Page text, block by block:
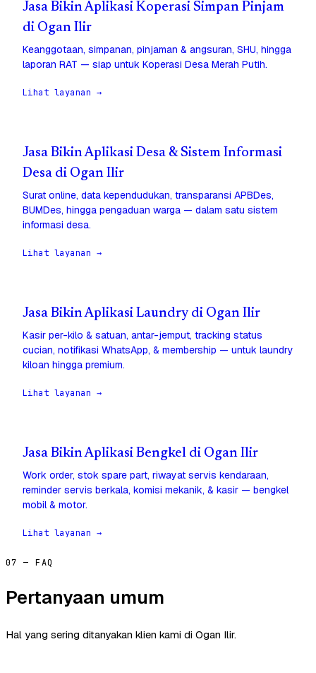
Jasa Bikin Aplikasi Koperasi Simpan Pinjam
di Ogan Ilir
Keanggotaan, simpanan, pinjaman & angsuran, SHU, hingga
laporan RAT — siap untuk Koperasi Desa Merah Putih.
Lihat layanan →
Jasa Bikin Aplikasi Desa & Sistem Informasi
Desa di Ogan Ilir
Surat online, data kependudukan, transparansi APBDes,
BUMDes, hingga pengaduan warga — dalam satu sistem
informasi desa.
Lihat layanan →
Jasa Bikin Aplikasi Laundry di Ogan Ilir
Kasir per-kilo & satuan, antar-jemput, tracking status
cucian, notifikasi WhatsApp, & membership — untuk laundry
kiloan hingga premium.
Lihat layanan →
Jasa Bikin Aplikasi Bengkel di Ogan Ilir
Work order, stok spare part, riwayat servis kendaraan,
reminder servis berkala, komisi mekanik, & kasir — bengkel
mobil & motor.
Lihat layanan →
07 — FAQ
Pertanyaan umum
Hal yang sering ditanyakan klien kami di Ogan Ilir.